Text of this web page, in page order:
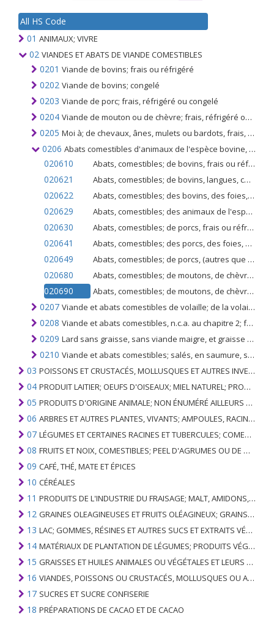
All HS Code
01 ANIMAUX; VIVRE
02 VIANDES ET ABATS DE VIANDE COMESTIBLES
0201 Viande de bovins; frais ou réfrigéré
0202 Viande de bovins; congelé
0203 Viande de porc; frais, réfrigéré ou congelé
0204 Viande de mouton ou de chèvre; frais, réfrigéré ou congelé
0205 Moi à; de chevaux, ânes, mulets ou bardots, frais, réfrigérés ou congelés
0206 Abats comestibles d'animaux de l'espèce bovine, porcine, ovine, caprine, chevaline, asine, mulet ou bardane; frais, réfrigéré ou congelé
020610 Abats, comestibles; de bovins, frais ou réfrigérés
020621 Abats, comestibles; de bovins, langues, congelés
020622 Abats, comestibles; des bovins, des foies, congelés
020629 Abats, comestibles; des animaux de l'espèce bovine (autres que langues et foies), congelés
020630 Abats, comestibles; de porcs, frais ou réfrigérés
020641 Abats, comestibles; des porcs, des foies, congelés
020649 Abats, comestibles; de porcs, (autres que les foies), congelés
020680 Abats, comestibles; de moutons, de chèvres, de chevaux, d'ânes, de mulets ou de bardots, frais ou réfrigérés
020690 Abats, comestibles; de moutons, de chèvres, de chevaux, d'ânes, de mules ou de bardots, congelés
0207 Viande et abats comestibles de volaille; de la volaille du no. 0105, (c'est-à-dire des volailles de l'espèce Gallus domesticus), frais, réfrigérés ou congelés
0208 Viande et abats comestibles, n.c.a. au chapitre 2; frais, réfrigéré ou congelé
0209 Lard sans graisse, sans viande maigre, et graisse de volailles, non fondus ni autrement extraits, frais, réfrigérés, congelés, salés ou en saumure, séchés ou fumés
0210 Viande et abats comestibles; salés, en saumure, séchés ou fumés; farines et poudres comestibles de viandes ou d'abats
03 POISSONS ET CRUSTACÉS, MOLLUSQUES ET AUTRES INVERTÉBRÉS AQUATIQUES
04 PRODUIT LAITIER; OEUFS D'OISEAUX; MIEL NATUREL; PRODUITS COMESTIBLES D'ORIGINE ANIMALE, NON ÉNUMÉRÉS AILLEURS OU INCLUS
05 PRODUITS D'ORIGINE ANIMALE; NON ÉNUMÉRÉ AILLEURS OU INCLUS
06 ARBRES ET AUTRES PLANTES, VIVANTS; AMPOULES, RACINES ET ANALOGUES; FLEURS COUPEES ET FEUILLAGE ORNEMENTAL
07 LÉGUMES ET CERTAINES RACINES ET TUBERCULES; COMESTIBLE
08 FRUITS ET NOIX, COMESTIBLES; PEEL D'AGRUMES OU DE MELONS
09 CAFÉ, THÉ, MATE ET ÉPICES
10 CÉRÉALES
11 PRODUITS DE L'INDUSTRIE DU FRAISAGE; MALT, AMIDONS, INULINE, GLUTEN DE BLÉ
12 GRAINES OLEAGINEUSES ET FRUITS OLÉAGINEUX; GRAINS DIVERS, GRAINES ET FRUITS, PLANTES INDUSTRIELLES OU MÉDICINALES; PAILLE ET FOURRAGE
13 LAC; GOMMES, RÉSINES ET AUTRES SUCS ET EXTRAITS VÉGÉTAUX
14 MATÉRIAUX DE PLANTATION DE LÉGUMES; PRODUITS VÉGÉTAUX NON DÉNOMMÉS NI COMPRIS AILLEURS
15 GRAISSES ET HUILES ANIMALES OU VÉGÉTALES ET LEURS PRODUITS DE CLIVAGE; GRAISSES ANIMALES PRÉPARÉES; CIRES ANIMALES OU VÉGÉTALES
16 VIANDES, POISSONS OU CRUSTACÉS, MOLLUSQUES OU AUTRES INVERTÉBRÉS AQUATIQUES; PRÉPARATIONS DE CELLES-CI
17 SUCRES ET SUCRE CONFISERIE
18 PRÉPARATIONS DE CACAO ET DE CACAO